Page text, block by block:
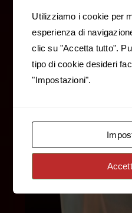
imprecisi e sfocati,
un’identità.
Utilizziamo i cookie per
esperienza di
clic su "Accetta tutto".
tipo di cookie desideri
"Impostazioni".